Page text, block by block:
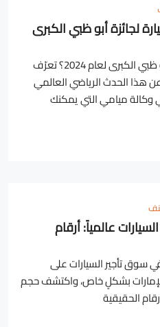
سيارة لجائزة أبو ظبي الكبرى
ما هو سباق فورملا 1 لجائزة أبو ظبي الكبرى لعام 2024؟ تعرّف
هذا الحدث الرياضي العالمي
وكالة ميامي التي يمكنك
عالمياً: أرقام
سوق تأجير السيارات على
بشكلٍ خاص، واكتشف حجم
الحقيقية